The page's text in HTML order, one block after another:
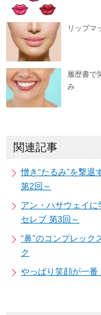
リップマ
履歴書で
み
関連記事
憎き“たるみ”を撃
第2回～
アン・ハサウェイ
セレブ 第3回～
“鼻”のコンプレック
ク
やっぱり笑顔が一番